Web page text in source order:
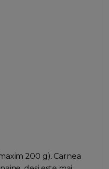
200 g). Carnea